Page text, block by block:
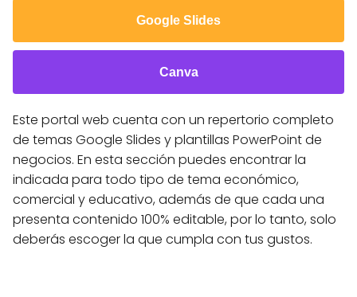
Google Slides
Canva
Este portal web cuenta con un repertorio completo
de temas Google Slides y plantillas PowerPoint de
negocios. En esta sección puedes encontrar la
indicada para todo tipo de tema económico,
comercial y educativo, además de que cada una
presenta contenido 100% editable, por lo tanto, solo
deberás escoger la que cumpla con tus gustos.